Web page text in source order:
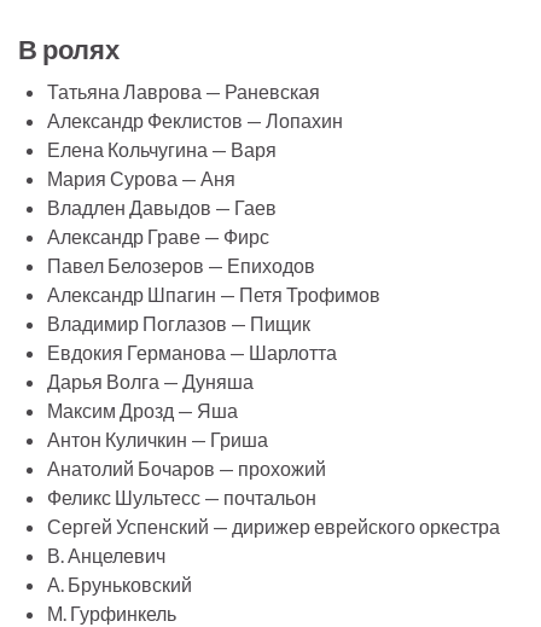
В ролях
Татьяна Лаврова — Раневская
Александр Феклистов — Лопахин
Елена Кольчугина — Варя
Мария Сурова — Аня
Владлен Давыдов — Гаев
Александр Граве — Фирс
Павел Белозеров — Епиходов
Александр Шпагин — Петя Трофимов
Владимир Поглазов — Пищик
Евдокия Германова — Шарлотта
Дарья Волга — Дуняша
Максим Дрозд — Яша
Антон Куличкин — Гриша
Анатолий Бочаров — прохожий
Феликс Шультесс — почтальон
Сергей Успенский — дирижер еврейского оркестра
В. Анцелевич
А. Бруньковский
М. Гурфинкель